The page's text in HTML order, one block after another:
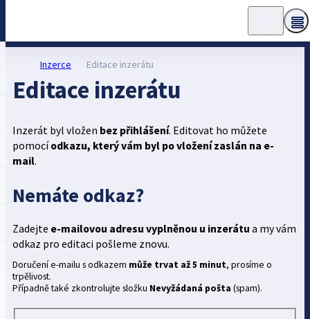
Inzerce Editace inzerátu
Editace inzerátu
Inzerát byl vložen bez přihlášení. Editovat ho můžete
pomocíodkazu, který vám byl po vložení zaslán na e-
mail.
Nemáte odkaz?
Zadejte e-mailovou adresu vyplněnou u inzerátu a my vám
odkaz pro editaci pošleme znovu.
Doručení e-mailu s odkazem může trvat až 5 minut, prosíme o
trpělivost.
Případně také zkontrolujte složku Nevyžádaná pošta (spam).